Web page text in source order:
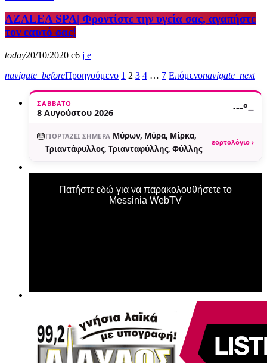
AZALEA SPA| Φροντίστε την υγεία σας, αγαπήστε
τον εαυτό σας!
today20/10/2020
6
navigate_beforeΠροηγούμενο 1 2 3 4 … 7 Επόμενοnavigate_next
ΣΆΒΒΑΤΟ
8 Αυγούστου 2026 ·--°—
🎂ΓΙΟΡΤΆΖΕΙ ΣΉΜΕΡΑ Μύρων, Μύρα, Μίρκα,
Τριαντάφυλλος, Τριανταφύλλης, Φύλλης
εορτολόγιο ›
Πατήστε εδώ για να παρακολουθήσετε το
Messinia WebTV